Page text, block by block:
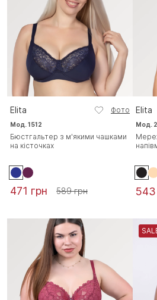
Elita Фото
Мод. 1512
Бюстгальтер з м'якими чашками
на кісточках
471 грн 589 грн
Elita
Мод.
543